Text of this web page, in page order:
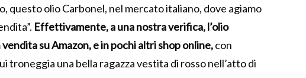
olio Carbonel, nel mercato italiano, dove agiamo
Effettivamente, a una nostra verifica, l’olio
su Amazon, e in pochi altri shop online,con
troneggia una bella ragazza vestita di rosso nell’atto di